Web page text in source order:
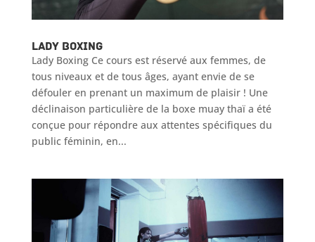
Lady Boxing
Lady Boxing Ce cours est réservé aux femmes, de
tous niveaux et de tous âges, ayant envie de se
défouler en prenant un maximum de plaisir ! Une
déclinaison particulière de la boxe muay thaï a été
conçue pour répondre aux attentes spécifiques du
public féminin, en...